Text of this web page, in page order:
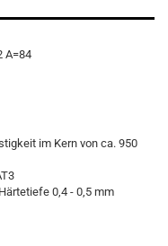
A=84
im Kern von ca. 950
0,4 - 0,5 mm